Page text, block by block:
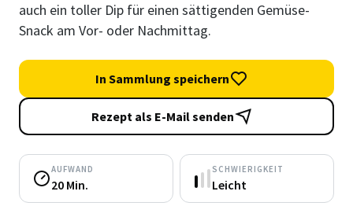
auch ein toller Dip für einen sättigenden Gemüse-
Snack am Vor- oder Nachmittag.
In Sammlung speichern
Rezept als E-Mail senden
AUFWAND
20 Min.
SCHWIERIGKEIT
Leicht